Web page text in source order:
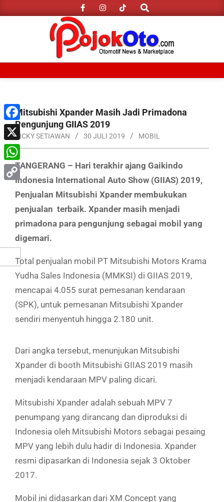
to
Search
MenuMitsubishi Xpander Masih Jadi Primadona
Pengunjung GIIAS 2019
RICKY SETIAWAN 30 JULI 2019 MOBIL
TANGERANG – Hari terakhir ajang Gaikindo
Indonesia International Auto Show (GIIAS) 2019,
Penjualan Mitsubishi Xpander membukukan
penjualan terbaik. Xpander masih menjadi
primadona para pengunjung sebagai mobil yang
digemari.
Total penjualan mobil PT Mitsubishi Motors Krama
Yudha Sales Indonesia (MMKSI) di GIIAS 2019,
mencapai 4.055 surat pemesanan kendaraan
(SPK), untuk pemesanan Mitsubishi Xpander
sendiri menyentuh hingga 2.180 unit.
Dari angka tersebut, menunjukan Mitsubishi
Xpander di booth Mitsubishi GIIAS 2019 masih
menjadi kendaraan MPV paling dicari.
Mitsubishi Xpander adalah sebuah MPV 7
penumpang yang dirancang dan diproduksi di
Indonesia oleh Mitsubishi Motors sebagai pesaing
MPV yang lebih dulu hadir di Indonesia. Xpander
resmi dipasarkan di Indonesia sejak 3 Oktober
2017.
Mobil ini didasarkan dari XM Concept yang
Facebook
X
WhatsApp